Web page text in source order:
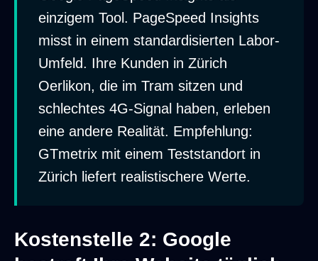
einzigem Tool. PageSpeed Insights
misst in einem standardisierten Labor-
Umfeld. Ihre Kunden in Zürich
Oerlikon, die im Tram sitzen und
schlechtes 4G-Signal haben, erleben
eine andere Realität. Empfehlung:
GTmetrix mit einem Teststandort in
Zürich liefert realistischere Werte.
Kostenstelle 2: Google